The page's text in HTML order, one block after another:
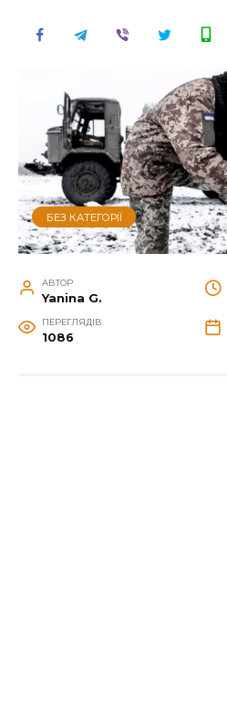
БЕЗ КАТЕГОРІЇ
АВТОР
Yanina G.
ПЕРЕГЛЯДІВ
1086